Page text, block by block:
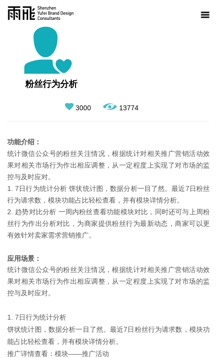
粉丝行为分析
3000 13774
功能介绍：
统计微信公众号的粉丝关注情况，根据统计对相关推广营销活动效
果对相关市场行为作出相应调整，从一定程度上实现了对市场的监
控与及时应对。
1. 7日行为统计分析 饼状统计图，数据分析一目了然。最近7日粉丝
行为请求数，模块功能占比轻松查看，并有模块详情分析。
2. 趋势对比分析 一周内粉丝查看功能模块对比，同时还可与上周粉
丝行为作出分析对比，为商家提供粉丝行为最新动态，商家可以更
有效针对卖家需求营销推广。
应用场景：
统计微信公众号的粉丝关注情况，根据统计对相关推广营销活动效
果对相关市场行为作出相应调整，从一定程度上实现了对市场的监
控与及时应对。
1. 7日行为统计分析
饼状统计图，数据分析一目了然。最近7日粉丝行为请求数，模块功
能占比轻松查看，并有模块详情分析。
推广详情查看：模块——推广活动